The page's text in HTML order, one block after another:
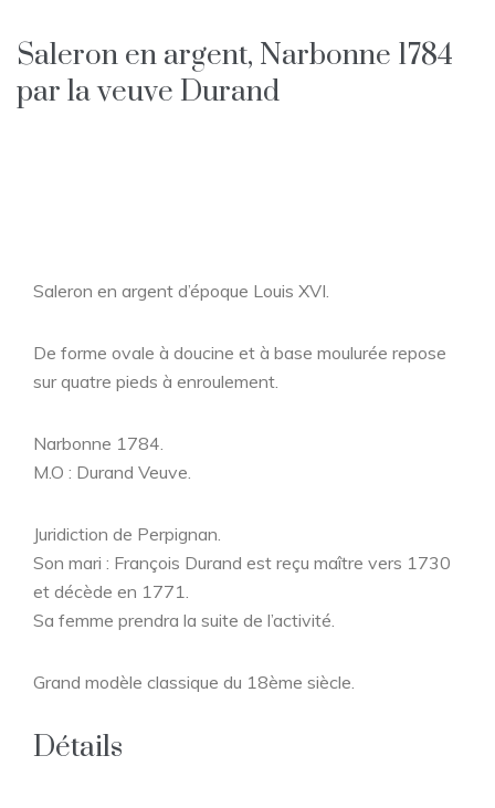
Saleron en argent, Narbonne 1784
par la veuve Durand
Saleron en argent d’époque Louis XVI.
De forme ovale à doucine et à base moulurée repose
sur quatre pieds à enroulement.
Narbonne 1784.
M.O : Durand Veuve.
Juridiction de Perpignan.
Son mari : François Durand est reçu maître vers 1730
et décède en 1771.
Sa femme prendra la suite de l’activité.
Grand modèle classique du 18ème siècle.
Détails